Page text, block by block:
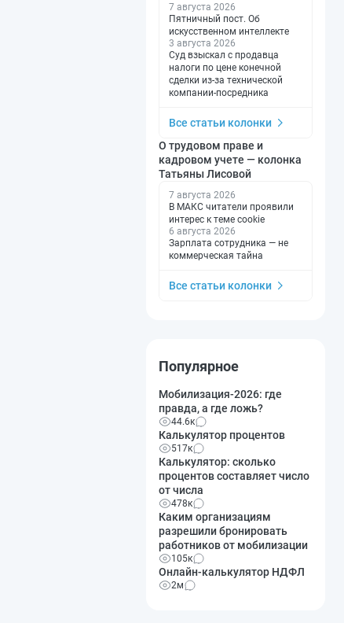
7 августа 2026
Пятничный пост. Об
искусственном интеллекте
3 августа 2026
Суд взыскал с продавца
налоги по цене конечной
сделки из-за технической
компании-посредника
Все статьи колонки
О трудовом праве и
кадровом учете — колонка
Татьяны Лисовой
7 августа 2026
В МАКС читатели проявили
интерес к теме cookie
6 августа 2026
Зарплата сотрудника — не
коммерческая тайна
Все статьи колонки
Популярное
Мобилизация-2026: где
правда, а где ложь?
44.6к
Калькулятор процентов
517к
Калькулятор: сколько
процентов составляет число
от числа
478к
Каким организациям
разрешили бронировать
работников от мобилизации
105к
Онлайн-калькулятор НДФЛ
2м